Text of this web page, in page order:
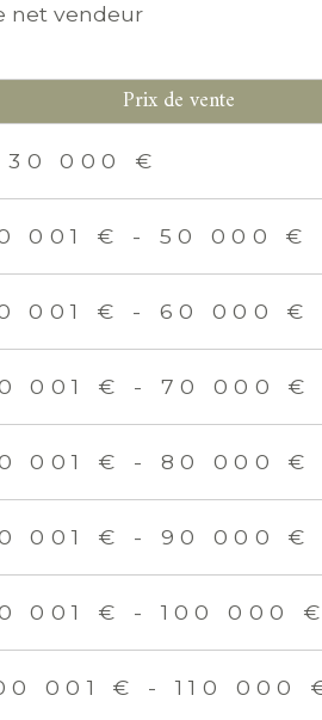
net vendeur
Prix de vente
30 000 €
001 € - 50 000 €
001 € - 60 000 €
001 € - 70 000 €
001 € - 80 000 €
001 € - 90 000 €
001 € - 100 000 €
001 € - 110 000